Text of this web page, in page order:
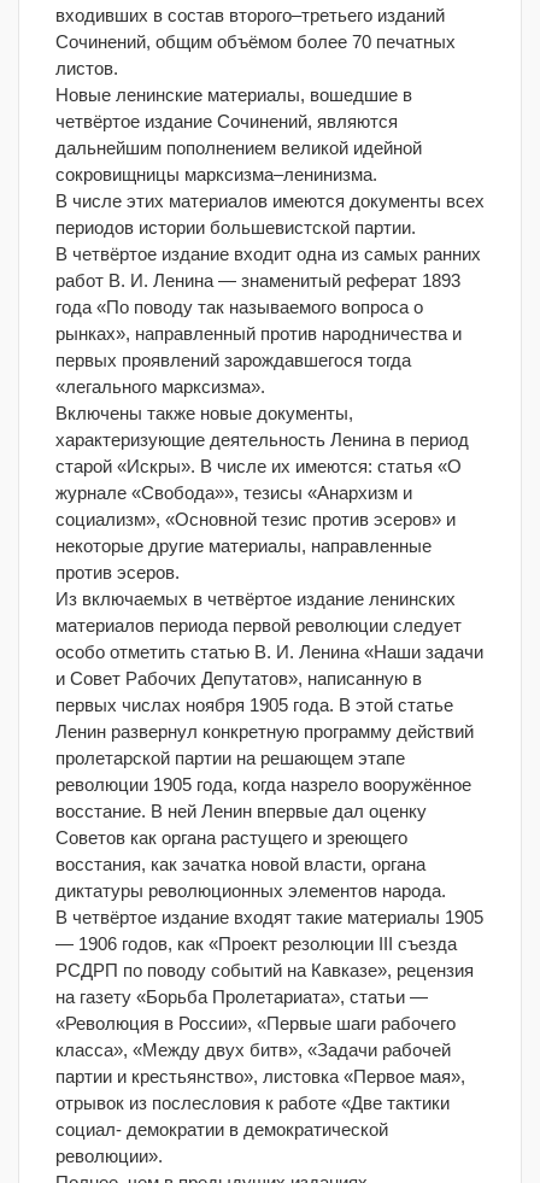
входивших в состав второго–третьего изданий
Сочинений, общим объёмом более 70 печатных
листов.
Новые ленинские материалы, вошедшие в
четвёртое издание Сочинений, являются
дальнейшим пополнением великой идейной
сокровищницы марксизма–ленинизма.
В числе этих материалов имеются документы всех
периодов истории большевистской партии.
В четвёртое издание входит одна из самых ранних
работ В. И. Ленина — знаменитый реферат 1893
года «По поводу так называемого вопроса о
рынках», направленный против народничества и
первых проявлений зарождавшегося тогда
«легального марксизма».
Включены также новые документы,
характеризующие деятельность Ленина в период
старой «Искры». В числе их имеются: статья «О
журнале «Свобода»», тезисы «Анархизм и
социализм», «Основной тезис против эсеров» и
некоторые другие материалы, направленные
против эсеров.
Из включаемых в четвёртое издание ленинских
материалов периода первой революции следует
особо отметить статью В. И. Ленина «Наши задачи
и Совет Рабочих Депутатов», написанную в
первых числах ноября 1905 года. В этой статье
Ленин развернул конкретную программу действий
пролетарской партии на решающем этапе
революции 1905 года, когда назрело вооружённое
восстание. В ней Ленин впервые дал оценку
Советов как органа растущего и зреющего
восстания, как зачатка новой власти, органа
диктатуры революционных элементов народа.
В четвёртое издание входят такие материалы 1905
— 1906 годов, как «Проект резолюции III съезда
РСДРП по поводу событий на Кавказе», рецензия
на газету «Борьба Пролетариата», статьи —
«Революция в России», «Первые шаги рабочего
класса», «Между двух битв», «Задачи рабочей
партии и крестьянство», листовка «Первое мая»,
отрывок из послесловия к работе «Две тактики
социал- демократии в демократической
революции».